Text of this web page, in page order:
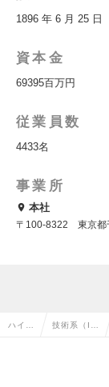
1896 年 6 月 25 日
資本金
69395百万円
従業員数
4433名
事業所
本社
〒100-8322 東京都
ハイク 技術系（I